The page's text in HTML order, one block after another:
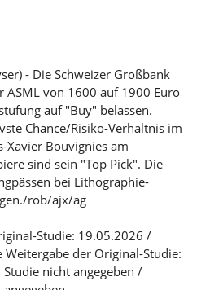
- Die Schweizer Großbank
ASML von 1600 auf 1900 Euro
auf "Buy" belassen.
Chance/Risiko-Verhältnis im
Xavier Bouvignies am
sind sein "Top Pick". Die
bei Lithographie-
rob/ajx/ag
Studie: 19.05.2026 /
Weitergabe der Original-Studie:
nicht angegeben /